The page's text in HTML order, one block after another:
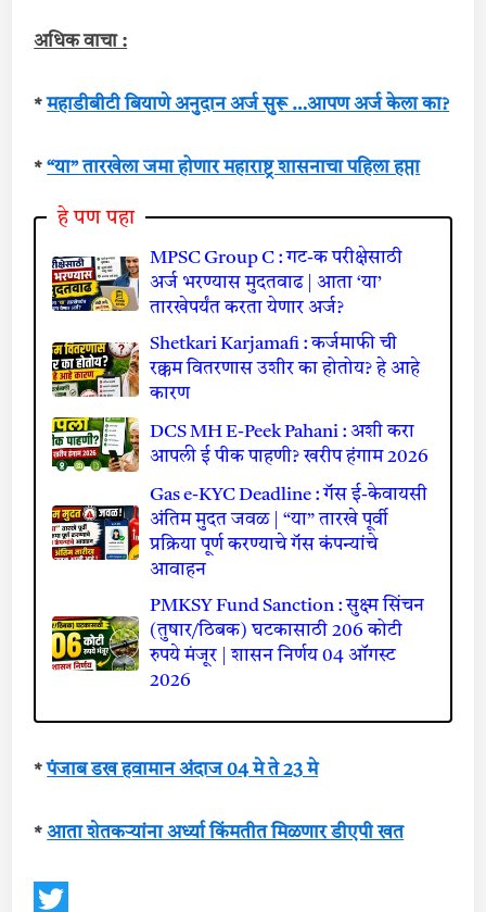
अधिक वाचा :
*महाडीबीटी बियाणे अनुदान अर्ज सुरू …आपण अर्ज केला का?
*“या” तारखेला जमा होणार महाराष्ट्र शासनाचा पहिला हप्ता
हे पण पहा
MPSC Group C : गट-क परीक्षेसाठी
अर्ज भरण्यास मुदतवाढ | आता ‘या’
तारखेपर्यंत करता येणार अर्ज?
Shetkari Karjamafi : कर्जमाफी ची
रक्कम वितरणास उशीर का होतोय? हे आहे
कारण
DCS MH E-Peek Pahani : अशी करा
आपली ई पीक पाहणी? खरीप हंगाम 2026
Gas e-KYC Deadline : गॅस ई-केवायसी
अंतिम मुदत जवळ | “या” तारखे पूर्वी
प्रक्रिया पूर्ण करण्याचे गॅस कंपन्यांचे
आवाहन
PMKSY Fund Sanction : सुक्ष्म सिंचन
(तुषार/ठिबक) घटकासाठी 206 कोटी
रुपये मंजूर | शासन निर्णय 04 ऑगस्ट
2026
*पंजाब डख हवामान अंदाज 04 मे ते 23 मे
*आता शेतकर्‍यांना अर्ध्या किंमतीत मिळणार डीएपी खत